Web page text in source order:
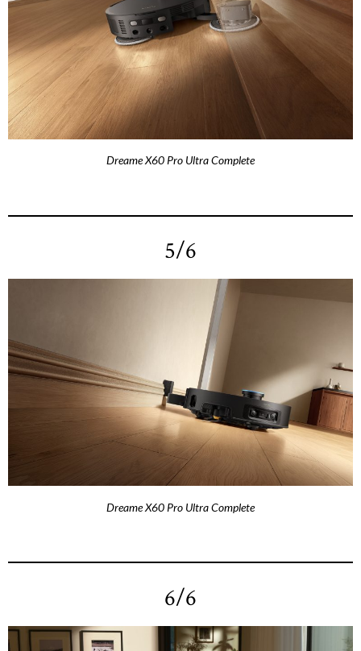
Dreame X60 Pro Ultra Complete
5/6
Dreame X60 Pro Ultra Complete
6/6